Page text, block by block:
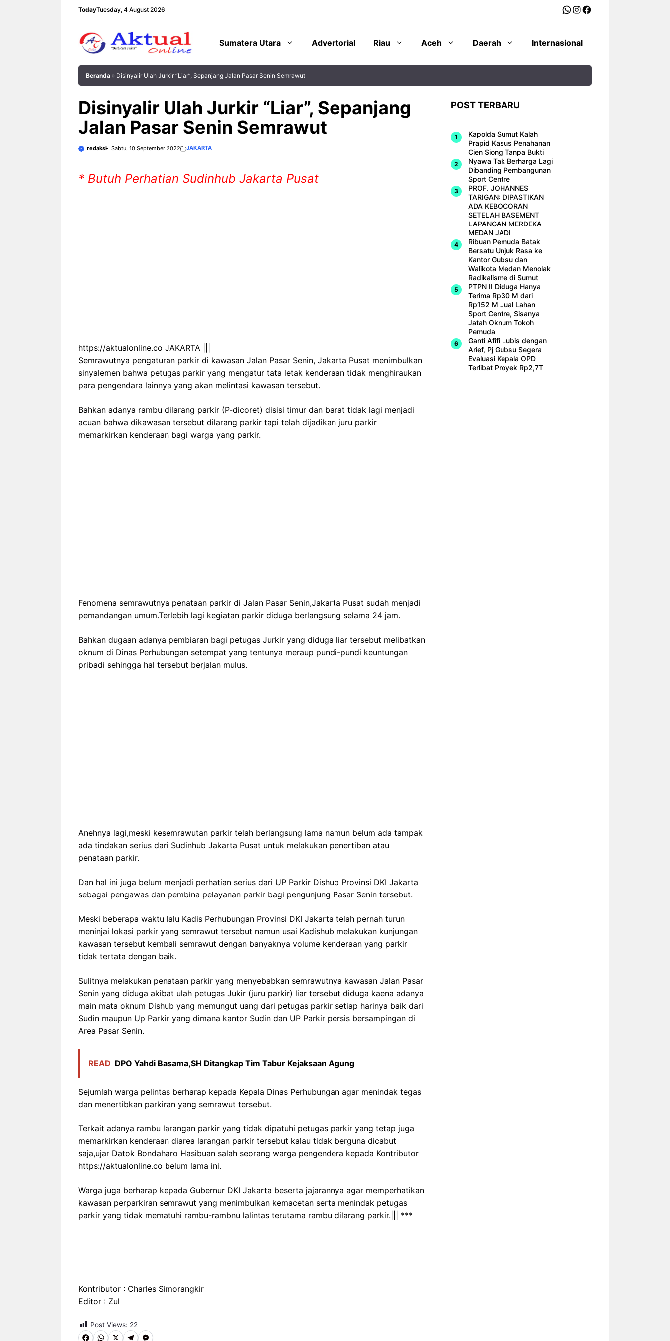
TodayTuesday, 4 August 2026 WhatsApp
Instagram
Facebook
Sumatera Utara Advertorial Riau Aceh Daerah Internasional
Beranda » Disinyalir Ulah Jurkir “Liar”, Sepanjang Jalan Pasar Senin Semrawut
Disinyalir Ulah Jurkir “Liar”, Sepanjang
Jalan Pasar Senin Semrawut
redaksi Sabtu, 10 September 2022 JAKARTA
* Butuh Perhatian Sudinhub Jakarta Pusat
https://aktualonline.co JAKARTA |||
Semrawutnya pengaturan parkir di kawasan Jalan Pasar Senin, Jakarta Pusat menimbulkan
sinyalemen bahwa petugas parkir yang mengatur tata letak kenderaan tidak menghiraukan
para pengendara lainnya yang akan melintasi kawasan tersebut.
Bahkan adanya rambu dilarang parkir (P-dicoret) disisi timur dan barat tidak lagi menjadi
acuan bahwa dikawasan tersebut dilarang parkir tapi telah dijadikan juru parkir
memarkirkan kenderaan bagi warga yang parkir.
Fenomena semrawutnya penataan parkir di Jalan Pasar Senin,Jakarta Pusat sudah menjadi
pemandangan umum.Terlebih lagi kegiatan parkir diduga berlangsung selama 24 jam.
Bahkan dugaan adanya pembiaran bagi petugas Jurkir yang diduga liar tersebut melibatkan
oknum di Dinas Perhubungan setempat yang tentunya meraup pundi-pundi keuntungan
pribadi sehingga hal tersebut berjalan mulus.
Anehnya lagi,meski kesemrawutan parkir telah berlangsung lama namun belum ada tampak
ada tindakan serius dari Sudinhub Jakarta Pusat untuk melakukan penertiban atau
penataan parkir.
Dan hal ini juga belum menjadi perhatian serius dari UP Parkir Dishub Provinsi DKI Jakarta
sebagai pengawas dan pembina pelayanan parkir bagi pengunjung Pasar Senin tersebut.
Meski beberapa waktu lalu Kadis Perhubungan Provinsi DKI Jakarta telah pernah turun
meninjai lokasi parkir yang semrawut tersebut namun usai Kadishub melakukan kunjungan
kawasan tersebut kembali semrawut dengan banyaknya volume kenderaan yang parkir
tidak tertata dengan baik.
Sulitnya melakukan penataan parkir yang menyebabkan semrawutnya kawasan Jalan Pasar
Senin yang diduga akibat ulah petugas Jukir (juru parkir) liar tersebut diduga kaena adanya
main mata oknum Dishub yang memungut uang dari petugas parkir setiap harinya baik dari
Sudin maupun Up Parkir yang dimana kantor Sudin dan UP Parkir persis bersampingan di
Area Pasar Senin.
READ DPO Yahdi Basama,SH Ditangkap Tim Tabur Kejaksaan Agung
Sejumlah warga pelintas berharap kepada Kepala Dinas Perhubungan agar menindak tegas
dan menertibkan parkiran yang semrawut tersebut.
Terkait adanya rambu larangan parkir yang tidak dipatuhi petugas parkir yang tetap juga
memarkirkan kenderaan diarea larangan parkir tersebut kalau tidak berguna dicabut
saja,ujar Datok Bondaharo Hasibuan salah seorang warga pengendera kepada Kontributor
https://aktualonline.co belum lama ini.
Warga juga berharap kepada Gubernur DKI Jakarta beserta jajarannya agar memperhatikan
kawasan perparkiran semrawut yang menimbulkan kemacetan serta menindak petugas
parkir yang tidak mematuhi rambu-rambnu lalintas terutama rambu dilarang parkir.||| ***
Kontributor : Charles Simorangkir
Editor : Zul
Post Views: 22
POST TERBARU
Kapolda Sumut Kalah
Prapid Kasus Penahanan
Cien Siong Tanpa Bukti
Nyawa Tak Berharga Lagi
Dibanding Pembangunan
Sport Centre
PROF. JOHANNES
TARIGAN: DIPASTIKAN
ADA KEBOCORAN
SETELAH BASEMENT
LAPANGAN MERDEKA
MEDAN JADI
Ribuan Pemuda Batak
Bersatu Unjuk Rasa ke
Kantor Gubsu dan
Walikota Medan Menolak
Radikalisme di Sumut
PTPN II Diduga Hanya
Terima Rp30 M dari
Rp152 M Jual Lahan
Sport Centre, Sisanya
Jatah Oknum Tokoh
Pemuda
Ganti Afifi Lubis dengan
Arief, Pj Gubsu Segera
Evaluasi Kepala OPD
Terlibat Proyek Rp2,7T